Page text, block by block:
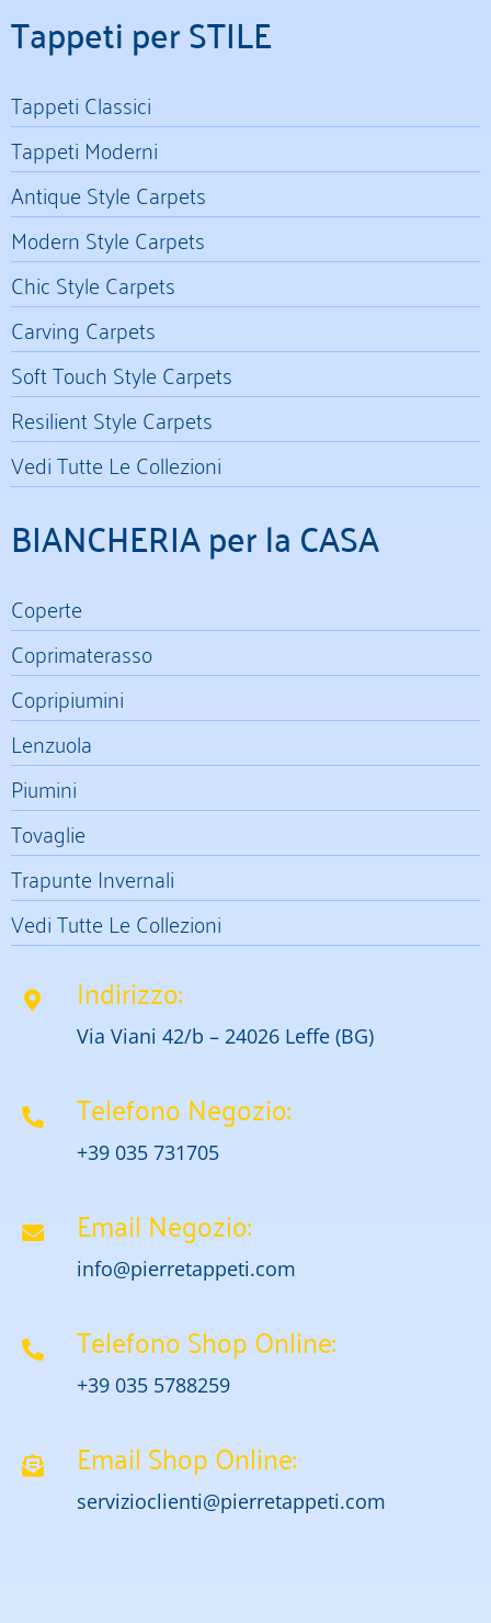
Tappeti per STILE
Tappeti Classici
Tappeti Moderni
Antique Style Carpets
Modern Style Carpets
Chic Style Carpets
Carving Carpets
Soft Touch Style Carpets
Resilient Style Carpets
Vedi Tutte Le Collezioni
BIANCHERIA per la CASA
Coperte
Coprimaterasso
Copripiumini
Lenzuola
Piumini
Tovaglie
Trapunte Invernali
Vedi Tutte Le Collezioni
Indirizzo:
Via Viani 42/b – 24026 Leffe (BG)
Telefono Negozio:
+39 035 731705
Email Negozio:
info@pierretappeti.com
Telefono Shop Online:
+39 035 5788259
Email Shop Online:
servizioclienti@pierretappeti.com